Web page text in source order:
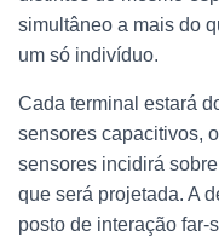
simultâneo a mais do
um só indivíduo.
Cada terminal estará
sensores capacitivos,
sensores incidirá
que será projetada. A
posto de interação far-